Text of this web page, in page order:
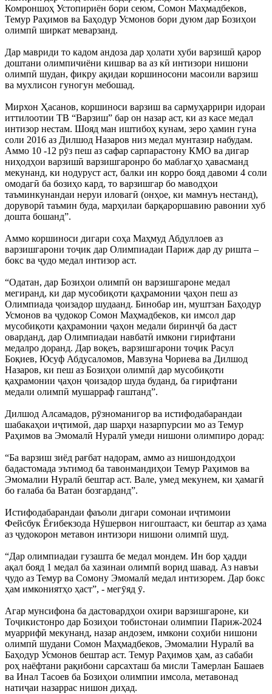
Комроншоҳ Устопириён бори сеюм, Сомон Маҳмадбеков,
Темур Раҳимов ва Баҳодур Усмонов бори дуюм дар Бозиҳои
олимпӣ ширкат меварзанд.
Дар мавриди то кадом андоза дар ҳолати хуби варзишӣ қарор
доштани олимпичиёни кишвар ва аз кӣ интизори нишони
олимпӣ шудан, фикру ақидаи коршиносони масоили варзиш
ва мухлисон гуногун мебошад.
Мирхон Ҳасанов, коршиноси варзиш ва сармуҳаррири идораи
иттилоотии ТВ “Варзиш” бар он назар аст, ки аз касе медал
интизор нестам. Шояд ман иштибоҳ кунам, зеро ҳамин гуна
соли 2016 аз Дилшод Назаров низ медал мунтазир набудам.
Аммо 10 -12 рӯз пеш аз сафар сарпарастону КМО ва дигар
ниҳодҳои варзишӣ варзишгаронро бо маблағҳо ҳавасманд
мекунанд, ки нодуруст аст, балки ин корро бояд давоми 4 соли
омодагӣ ба бозиҳо кард, то варзишгар бо маводҳои
таъминкунандаи неруи иловагӣ (онҳое, ки мамнуъ нестанд),
доруворӣ таъмин буда, марҳилаи барқароршавию равонии хуб
дошта бошанд”.
Аммо коршиноси дигари соҳа Маҳмуд Абдуллоев аз
варзишгарони тоҷик дар Олимпиадаи Париж дар ду ришта –
бокс ва ҷудо медал интизор аст.
“Одатан, дар Бозиҳои олимпӣ он варзишгароне медал
мегиранд, ки дар мусобиқоти қаҳрамонии ҷаҳон пеш аз
Олимпиада ҷоизадор шудаанд. Бинобар ин, муштзан Баҳодур
Усмонов ва ҷудокор Сомон Маҳмадбеков, ки имсол дар
мусобиқоти қаҳрамонии ҷаҳон медали биринҷӣ ба даст
оварданд, дар Олимпиадаи навбатӣ имкони гирифтани
медалро доранд. Дар воқеъ, варзишгарони тоҷик Расул
Боқиев, Юсуф Абдусаломов, Мавзуна Чориева ва Дилшод
Назаров, ки пеш аз Бозиҳои олимпӣ дар мусобиқоти
қаҳрамонии ҷаҳон ҷоизадор шуда буданд, ба гирифтани
медали олимпӣ мушарраф гаштанд”.
Дилшод Алсамадов, рӯзноманигор ва истифодабарандаи
шабакаҳои иҷтимоӣ, дар шарҳи назарпурсии мо аз Темур
Раҳимов ва Эмомалӣ Нуралӣ умеди нишони олимпиро дорад:
“Ба варзиш зиёд рағбат надорам, аммо аз нишондодҳои
бадастомада эътимод ба тавонмандиҳои Темур Раҳимов ва
Эмомалии Нуралӣ бештар аст. Вале, умед мекунем, ки ҳамагӣ
бо ғалаба ба Ватан бозгарданд”.
Истифодабарандаи фаъоли дигари сомонаи иҷтимоии
Фейсбук Ёғибекзода Нӯшервон нигоштааст, ки бештар аз ҳама
аз ҷудокорон метавон интизори нишони олимпӣ шуд.
“Дар олимпиадаи гузашта бе медал мондем. Ин бор ҳадди
ақал бояд 1 медал ба хазинаи олимпӣ ворид шавад. Аз навъи
ҷудо аз Темур ва Сомону Эмомалӣ медал интизорем. Дар бокс
ҳам имкониятҳо ҳаст”, - мегӯяд ӯ.
Агар мунсифона ба дастовардҳои охири варзишгароне, ки
Тоҷикистонро дар Бозиҳои тобистонаи олимпии Париж-2024
муаррифӣ мекунанд, назар андозем, имкони соҳиби нишони
олимпӣ шудани Сомон Маҳмадбеков, Эмомалии Нуралӣ ва
Баҳодур Усмонов бештар аст. Темур Раҳимов ҳам, аз сабаби
роҳ наёфтани рақибони сарсахташ ба мисли Тамерлан Башаев
ва Инал Тасоев ба Бозиҳои олимпии имсола, метавонад
натиҷаи назаррас нишон диҳад.